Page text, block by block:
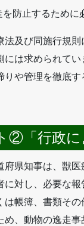
防止するために
法及び同施行規
には求められて
りや管理を徹底
「行政に
府県知事は、獣
に対し、必要な
は帳簿、書類そ
め、動物の逸走